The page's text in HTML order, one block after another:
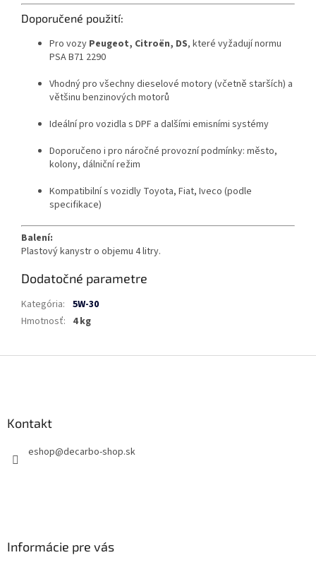
Doporučené použití:
Pro vozy Peugeot, Citroën, DS, které vyžadují normu
PSA B71 2290
Vhodný pro všechny dieselové motory (včetně starších) a
většinu benzinových motorů
Ideální pro vozidla s DPF a dalšími emisními systémy
Doporučeno i pro náročné provozní podmínky: město,
kolony, dálniční režim
Kompatibilní s vozidly Toyota, Fiat, Iveco (podle
specifikace)
Balení:
Plastový kanystr o objemu 4 litry.
Dodatočné parametre
Kategória: 5W-30
Hmotnosť: 4 kg
Kontakt
eshop@decarbo-shop.sk
Informácie pre vás